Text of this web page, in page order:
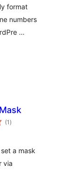
format
numbers
…
(1 avaliações
totais
)
a mask
via